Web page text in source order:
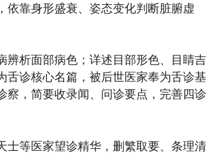
依靠身形盛衰、姿态变化判断脏腑虚
辨析面部病色；详述目部形色、目睛吉
舌诊核心名篇，被后世医家奉为舌诊基
察，简要收录闻、问诊要点，完善四诊
士等医家望诊精华，删繁取要、条理清